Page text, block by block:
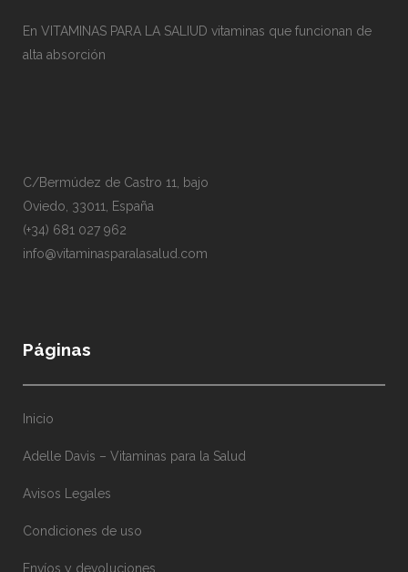
En VITAMINAS PARA LA SALIUD vitaminas que funcionan de
alta absorción
C/Bermúdez de Castro 11, bajo
Oviedo, 33011, España
(+34) 681 027 962
info@vitaminasparalasalud.com
Páginas
Inicio
Adelle Davis – Vitaminas para la Salud
Avisos Legales
Condiciones de uso
Envíos y devoluciones